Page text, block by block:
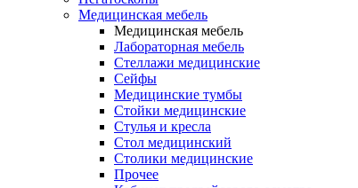
Медицинская мебель
Медицинская мебель
Лабораторная мебель
Стеллажи медицинские
Сейфы
Медицинские тумбы
Стойки медицинские
Cтулья и кресла
Стол медицинский
Столики медицинские
Прочее